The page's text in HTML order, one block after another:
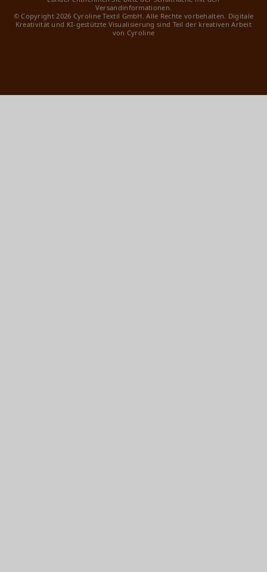
Versandinformationen.
© Copyright 2026 Cyroline Textil GmbH. Alle Rechte vorbehalten. Digitale
Kreativität und KI-gestützte Visualisierung sind Teil der kreativen Arbeit
von Cyroline